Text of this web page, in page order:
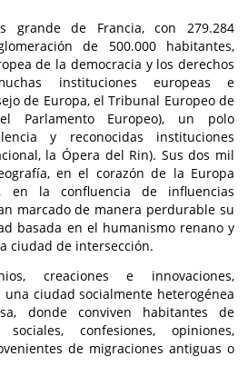
grande de Francia, con 279.284
de 500.000 habitantes,
de la democracia y los derechos
instituciones europeas e
de Europa, el Tribunal Europeo de
Parlamento Europeo), un polo
y reconocidas instituciones
la Ópera del Rin). Sus dos mil
en el corazón de la Europa
en la confluencia de influencias
marcado de manera perdurable su
basada en el humanismo renano y
ciudad de intersección.
creaciones e innovaciones,
ciudad socialmente heterogénea
donde conviven habitantes de
confesiones, opiniones,
de migraciones antiguas o